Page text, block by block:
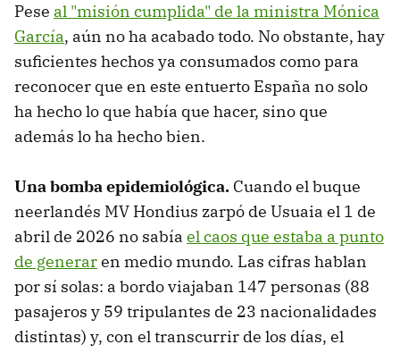
Pese al "misión cumplida" de la ministra Mónica
García, aún no ha acabado todo. No obstante, hay
suficientes hechos ya consumados como para
reconocer que en este entuerto España no solo
ha hecho lo que había que hacer, sino que
además lo ha hecho bien.
Una bomba epidemiológica. Cuando el buque
neerlandés MV Hondius zarpó de Usuaia el 1 de
abril de 2026 no sabía el caos que estaba a punto
de generaren medio mundo. Las cifras hablan
por sí solas: a bordo viajaban 147 personas (88
pasajeros y 59 tripulantes de 23 nacionalidades
distintas) y, con el transcurrir de los días, el